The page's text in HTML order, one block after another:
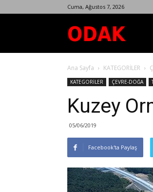
Cuma, Ağustos 7, 2026
Dergisi
Ana Sayfa KATEGORİLER
KATEGORİLER ÇEVRE-DOĞA
Kuzey
05/06/2019
Facebook'ta Paylaş